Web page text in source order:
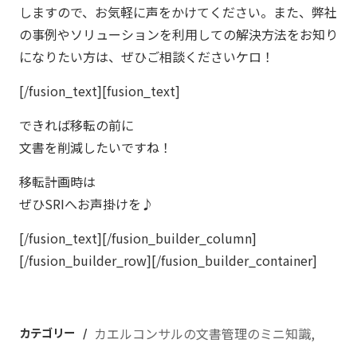
しますので、お気軽に声をかけてください。また、弊社
の事例やソリューションを利用しての解決方法をお知り
になりたい方は、ぜひご相談くださいケロ！
[/fusion_text][fusion_text]
できれば移転の前に
文書を削減したいですね！
移転計画時は
ぜひSRIへお声掛けを♪
[/fusion_text][/fusion_builder_column]
[/fusion_builder_row][/fusion_builder_container]
カテゴリー
カエルコンサルの文書管理のミニ知識